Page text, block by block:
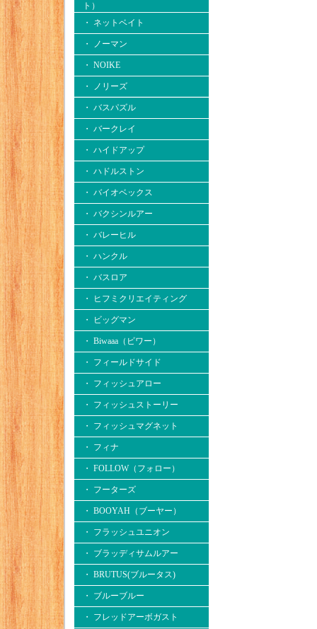
ト）
・ ネットベイト
・ ノーマン
・ NOIKE
・ ノリーズ
・ バスパズル
・ バークレイ
・ ハイドアップ
・ ハドルストン
・ バイオベックス
・ バクシンルアー
・ バレーヒル
・ ハンクル
・ バスロア
・ ヒフミクリエイティング
・ ビッグマン
・ Biwaaa（ビワー）
・ フィールドサイド
・ フィッシュアロー
・ フィッシュストーリー
・ フィッシュマグネット
・ フィナ
・ FOLLOW（フォロー）
・ フーターズ
・ BOOYAH（ブーヤー）
・ フラッシュユニオン
・ ブラッディサムルアー
・ BRUTUS(ブルータス)
・ ブルーブルー
・ フレッドアーボガスト